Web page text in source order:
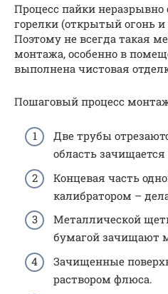
Процесс пайки неразрывно
горелки (открытый огонь
Поэтому не всегда такая
монтажа, особенно в
выполнена чистовая
Пошаговый процесс
Две трубы
область зачищается
Концевая часть
калибратором –
Металлической
бумагой зачищают
Зачищенные
раствором флюса.